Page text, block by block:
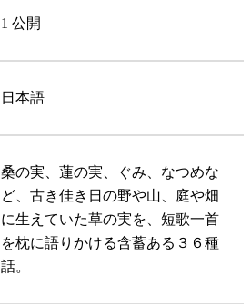
1 公開
日本語
桑の実、蓮の実、ぐみ、なつめな
ど、古き佳き日の野や山、庭や畑
に生えていた草の実を、短歌一首
を枕に語りかける含蓄ある３６種
話。